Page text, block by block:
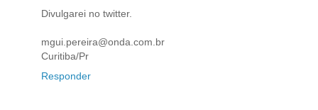
Divulgarei no twitter.
mgui.pereira@onda.com.br
Curitiba/Pr
Responder